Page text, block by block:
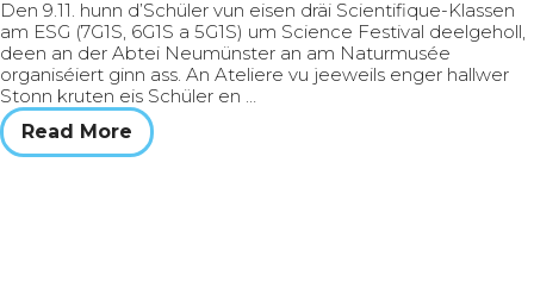
Den 9.11. hunn d’Schüler vun eisen dräi Scientifique-Klassen
am ESG (7G1S, 6G1S a 5G1S) um Science Festival deelgeholl,
deen an der Abtei Neumünster an am Naturmusée
organiséiert ginn ass. An Ateliere vu jeeweils enger hallwer
Stonn kruten eis Schüler en …
Read More